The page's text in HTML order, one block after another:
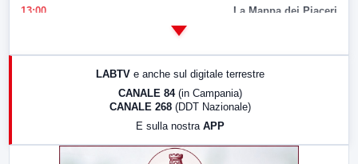
13:00 La Mappa dei Piaceri
LABTV e anche sul digitale terrestre
CANALE 84 (in Campania)
CANALE 268 (DDT Nazionale)
E sulla nostra APP